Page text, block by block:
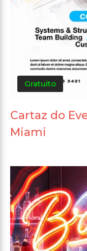
Gratuito
Cartaz do
Miami